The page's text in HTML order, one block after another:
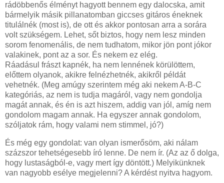
rádöbbenős élményt hagyott bennem egy dalocska, amit
bármelyik másik pillanatomban giccses gitáros éneknek
titulálnék (most is), de ott és akkor pontosan arra a sorára
volt szükségem. Lehet, sőt biztos, hogy nem lesz minden
sorom fenomenális, de nem tudhatom, mikor jön pont jókor
valakinek, pont az a sor. És nekem ez elég.
Ráadásul frászt kapnék, ha nem lennének körülöttem,
előttem olyanok, akikre felnézhetnék, akikről példát
vehetnék. (Meg amúgy szerintem még aki nekem A-B-C
kategóriás, az nem is tudja magáról, vagy nem gondolja
magát annak, és én is azt hiszem, addig van jól, amíg nem
gondolom magam annak. Ha egyszer annak gondolom,
szóljatok rám, hogy valami nem stimmel, jó?)
És még egy gondolat: van olyan ismerősöm, aki nálam
százszor tehetségesebb író lenne. De nem ír. (Az az ő dolga,
hogy lustaságból-e, vagy mert így döntött.) Melyikünknek
van nagyobb esélye megjelenni? A kérdést nyitva hagyom.